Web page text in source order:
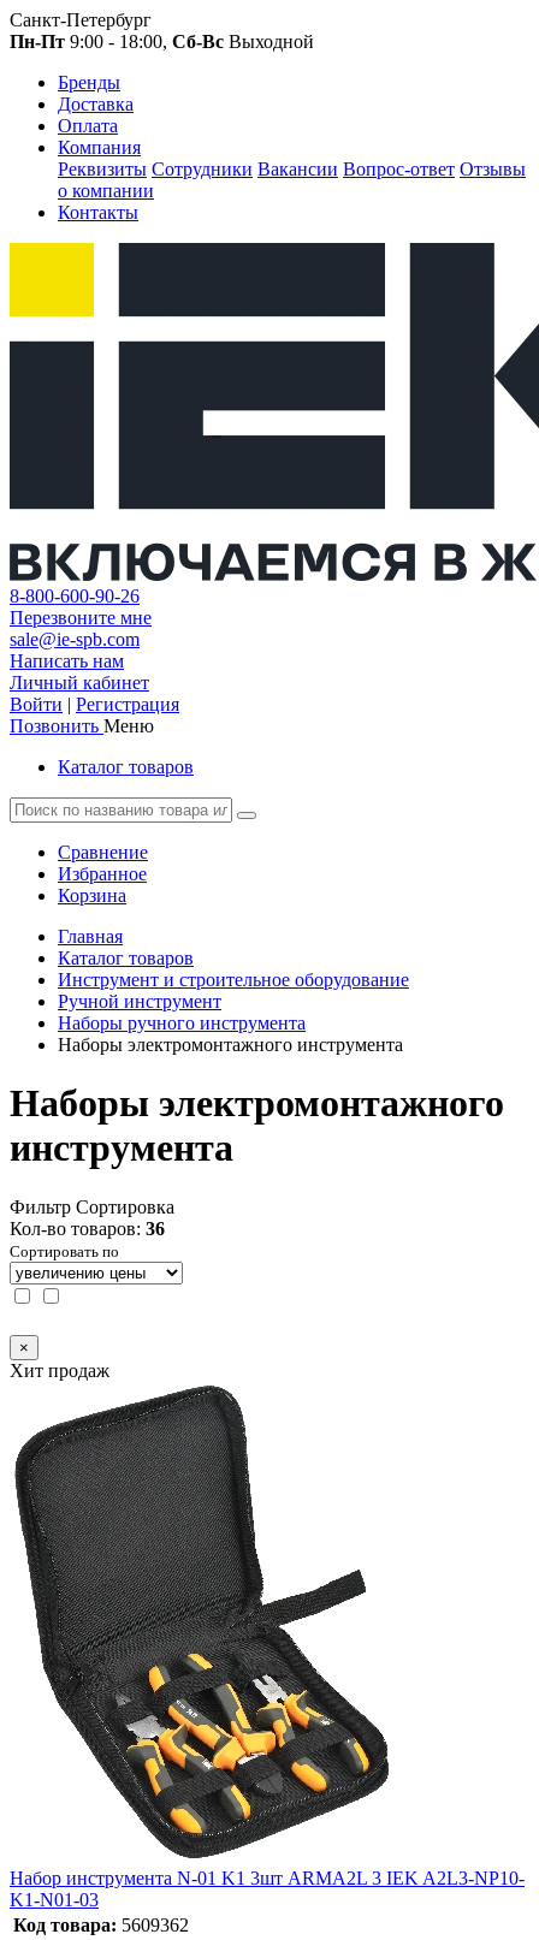
Санкт-Петербург
Пн-Пт 9:00 - 18:00, Сб-Вс Выходной
Бренды
Доставка
Оплата
Компания
Реквизиты Сотрудники Вакансии Вопрос-ответ Отзывы
о компании
Контакты
8-800-600-90-26
Перезвоните мне
sale@ie-spb.com
Написать нам
Личный кабинет
Войти | Регистрация
Позвонить Меню
Каталог товаров
Сравнение
Избранное
Корзина
Главная
Каталог товаров
Инструмент и строительное оборудование
Ручной инструмент
Наборы ручного инструмента
Наборы электромонтажного инструмента
Наборы электромонтажного
инструмента
Фильтр Сортировка
Кол-во товаров: 36
Сортировать по
×
Хит продаж
Набор инструмента N-01 K1 3шт ARMA2L 3 IEK A2L3-NP10-
K1-N01-03
Код товара: 5609362